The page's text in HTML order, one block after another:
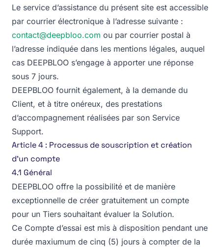
Le service d’assistance du présent site est accessible
par courrier électronique à l’adresse suivante :
contact@deepbloo.com ou par courrier postal à
l’adresse indiquée dans les mentions légales, auquel
cas DEEPBLOO s’engage à apporter une réponse
sous 7 jours.
DEEPBLOO fournit également, à la demande du
Client, et à titre onéreux, des prestations
d’accompagnement réalisées par son Service
Support.
Article 4 : Processus de souscription et création
d’un compte
4.1 Général
DEEPBLOO offre la possibilité et de manière
exceptionnelle de créer gratuitement un compte
pour un Tiers souhaitant évaluer la Solution.
Ce Compte d’essai est mis à disposition pendant une
durée maxiumum de cinq (5) jours à compter de la